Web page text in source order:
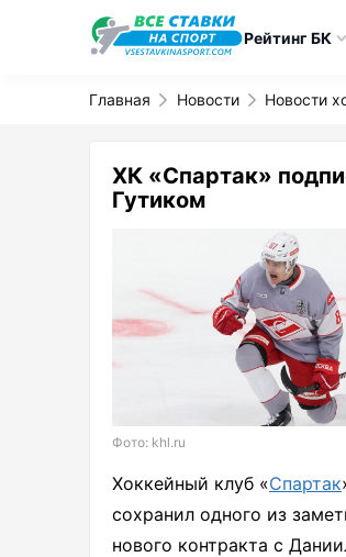
Рейтинг БК
Главная Новости Новости
ХК «Спартак»
Гутиком
Фото: khl.ru
Хоккейный клуб «Спартак
сохранил одного из
нового контракта с